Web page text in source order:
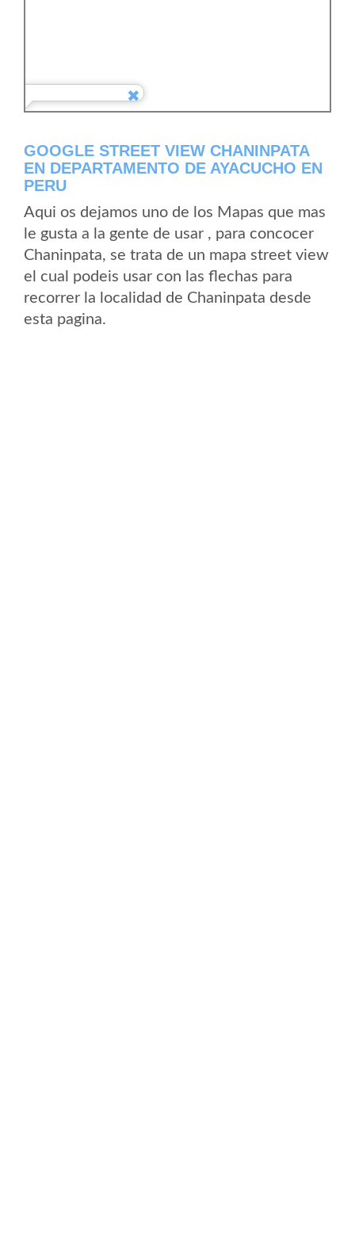
GOOGLE STREET VIEW CHANINPATA
EN DEPARTAMENTO DE AYACUCHO EN
PERU
Aqui os dejamos uno de los Mapas que mas
le gusta a la gente de usar , para concocer
Chaninpata, se trata de un mapa street view
el cual podeis usar con las flechas para
recorrer la localidad de Chaninpata desde
esta pagina.